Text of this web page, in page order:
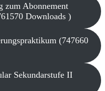
zum Abonnement
Downloads )
(747660
Sekundarstufe II